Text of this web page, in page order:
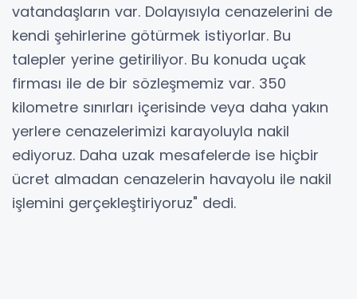
vatandaşların var. Dolayısıyla cenazelerini de
kendi şehirlerine götürmek istiyorlar. Bu
talepler yerine getiriliyor. Bu konuda uçak
firması ile de bir sözleşmemiz var. 350
kilometre sınırları içerisinde veya daha yakın
yerlere cenazelerimizi karayoluyla nakil
ediyoruz. Daha uzak mesafelerde ise hiçbir
ücret almadan cenazelerin havayolu ile nakil
işlemini gerçekleştiriyoruz" dedi.